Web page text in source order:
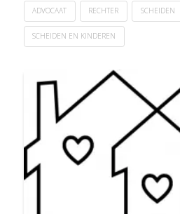
ADVOCAAT RECHTER SCHEIDEN
SCHEIDEN EN KINDEREN